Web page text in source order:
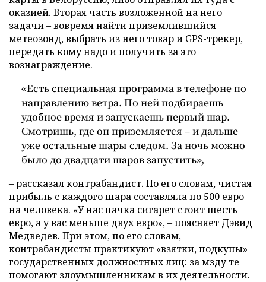
оказией. Вторая часть возложенной на него
задачи – вовремя найти приземлившийся
метеозонд, выбрать из него товар и GPS-трекер,
передать кому надо и получить за это
вознаграждение.
«Есть специальная программа в телефоне по
направлению ветра. По ней подбираешь
удобное время и запускаешь первый шар.
Смотришь, где он приземляется – и дальше
уже остальные шары следом. За ночь можно
было до двадцати шаров запустить»,
– рассказал контрабандист. По его словам, чистая
прибыль с каждого шара составляла по 500 евро
на человека. «У нас пачка сигарет стоит шесть
евро, а у вас меньше двух евро», – поясняет Дэвид
Медведев. При этом, по его словам,
контрабандисты практикуют «взятки, подкупы»
государственных должностных лиц: за мзду те
помогают злоумышленникам в их деятельности.